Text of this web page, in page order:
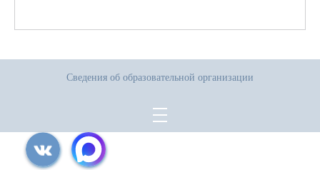
Сведения об образовательной организации